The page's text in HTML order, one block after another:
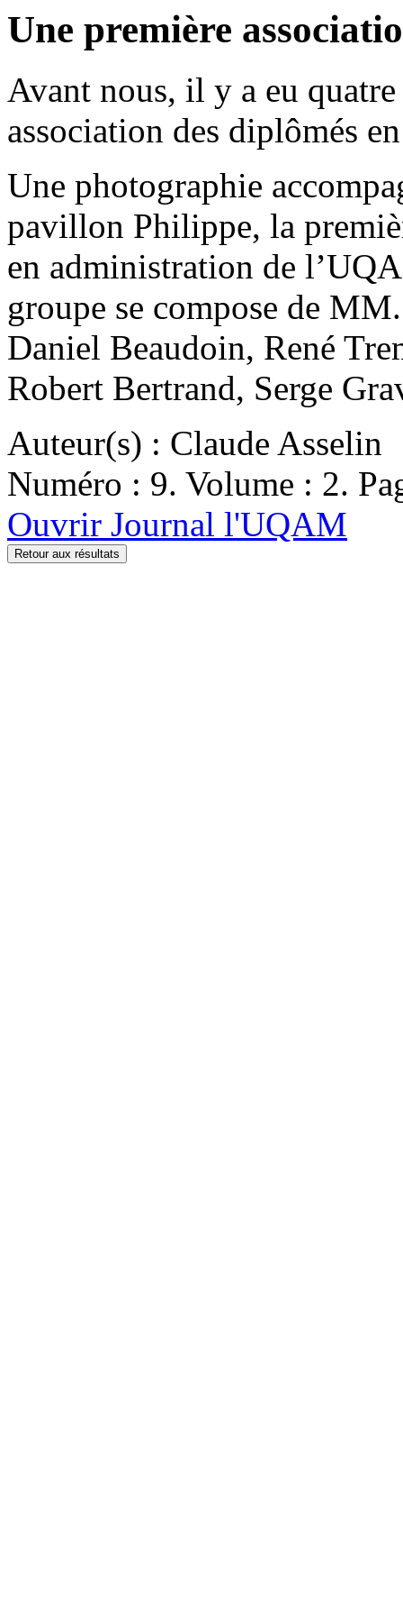
Une première
Avant nous, il y a eu
association des diplômés
Une photographie
pavillon Philippe, la
en administration de
groupe se compose de
Daniel Beaudoin, René
Robert Bertrand, Serge
Auteur(s) : Claude Asselin
Numéro : 9. Volume : 2.
Ouvrir Journal l'UQAM
Retour aux résultats